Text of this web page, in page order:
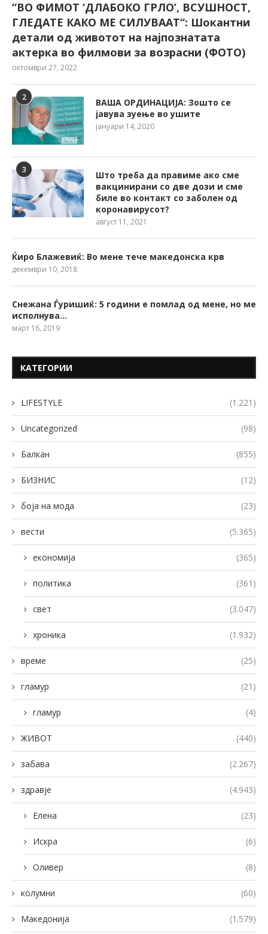
“ВО ФИМОТ ‘ДЛАБОКО ГРЛО’, ВСУШНОСТ,
ГЛЕДАТЕ КАКО МЕ СИЛУВААТ“: Шокантни
детали од животот на најпознатата
актерка во филмови за возрасни (ФОТО)
октомври 27, 2022
2
ВАША ОРДИНАЦИЈА: Зошто се
јавува зуење во ушите
јануари 14, 2020
3
Што треба да правиме ако сме
вакцинирани со две дози и сме
биле во контакт со заболен од
коронавирусот?
август 11, 2021
Ќиро Блажевиќ: Во мене тече македонска крв
декември 10, 2018
Снежана Ѓуришиќ: 5 години е помлад од мене, но ме
исполнува…
март 16, 2019
КАТЕГОРИИ
LIFESTYLE (1.221)
Uncategorized (98)
Балкан (855)
БИЗНИС (12)
боја на мода (23)
вести (5.365)
економија (365)
политика (361)
свет (3.047)
хроника (1.932)
време (25)
гламур (21)
гламур (4)
ЖИВОТ (440)
забава (2.267)
здравје (4.943)
Елена (23)
Искра (6)
Оливер (8)
колумни (60)
Македонија (1.579)